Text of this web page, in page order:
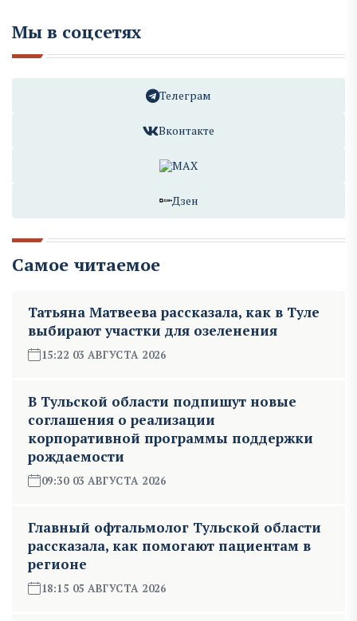
Мы в соцсетях
Телеграм
Вконтакте
MAX
Дзен
Самое читаемое
Татьяна Матвеева рассказала, как в Туле
выбирают участки для озеленения
15:22 03 АВГУСТА 2026
В Тульской области подпишут новые
соглашения о реализации
корпоративной программы поддержки
рождаемости
09:30 03 АВГУСТА 2026
Главный офтальмолог Тульской области
рассказала, как помогают пациентам в
регионе
18:15 05 АВГУСТА 2026